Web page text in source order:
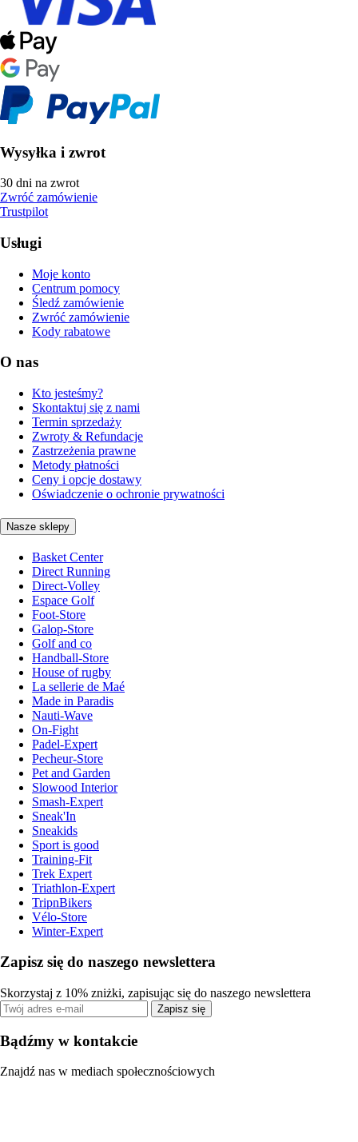
Wysyłka i zwrot
30 dni na zwrot
Zwróć zamówienie
Trustpilot
Usługi
Moje konto
Centrum pomocy
Śledź zamówienie
Zwróć zamówienie
Kody rabatowe
O nas
Kto jesteśmy?
Skontaktuj się z nami
Termin sprzedaży
Zwroty & Refundacje
Zastrzeżenia prawne
Metody płatności
Ceny i opcje dostawy
Oświadczenie o ochronie prywatności
Nasze sklepy
Basket Center
Direct Running
Direct-Volley
Espace Golf
Foot-Store
Galop-Store
Golf and co
Handball-Store
House of rugby
La sellerie de Maé
Made in Paradis
Nauti-Wave
On-Fight
Padel-Expert
Pecheur-Store
Pet and Garden
Slowood Interior
Smash-Expert
Sneak'In
Sneakids
Sport is good
Training-Fit
Trek Expert
Triathlon-Expert
TripnBikers
Vélo-Store
Winter-Expert
Zapisz się do naszego newslettera
Skorzystaj z 10% zniżki, zapisując się do naszego newslettera
Zapisz się
Bądźmy w kontakcie
Znajdź nas w mediach społecznościowych